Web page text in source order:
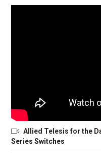
Allied Telesis for the
Series Switches